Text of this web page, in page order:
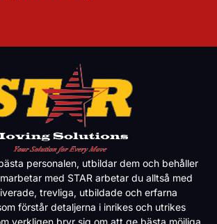
personalen, utbildar dem och behåller
med STAR arbetar du alltså med
trevliga, utbildade och erfarna
förstår detaljerna i inrikes och utrikes
verkligen bryr sig om att ge bästa möjliga